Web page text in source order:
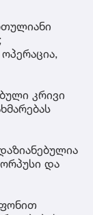
კრივი
და